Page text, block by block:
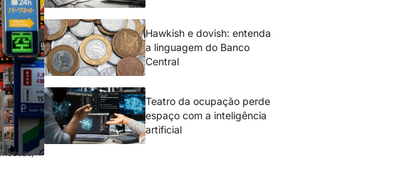
Hawkish e dovish: entenda
a linguagem do Banco
Central
Teatro da ocupação perde
espaço com a inteligência
artificial